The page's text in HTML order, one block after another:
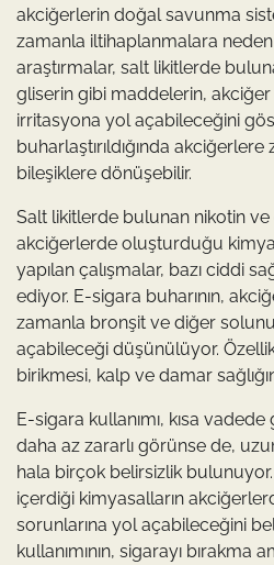
akciğerlerin doğal savunma
zamanla iltihaplanmalara neden
araştırmalar, salt likitlerde
gliserin gibi maddelerin,
irritasyona yol açabileceğini
buharlaştırıldığında
bileşiklere dönüşebilir.
Salt likitlerde bulunan nikotin ve
akciğerlerde oluşturduğu
yapılan çalışmalar, bazı ciddi
ediyor. E-sigara buharının,
zamanla bronşit ve diğer
açabileceği düşünülüyor.
birikmesi, kalp ve damar
E-sigara kullanımı, kısa
daha az zararlı görünse de,
hala birçok belirsizlik
içerdiği kimyasalların
sorunlarına yol açabileceğini
kullanımının, sigarayı bırakma